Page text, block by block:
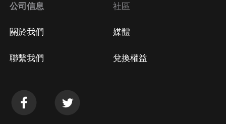
公司信息
關於我們
聯繫我們
社區
媒體
兌換權益